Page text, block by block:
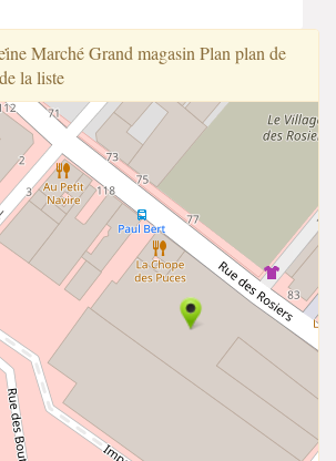
Marché Grand magasin Plan plan de
la liste